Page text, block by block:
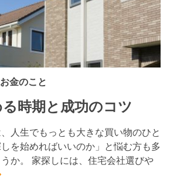
お金のこと
時期と成功のコツ
人生でもっとも大きな買い物のひと
を始めればいいのか」と悩む方も多
か。 家探しには、住宅会社選びや